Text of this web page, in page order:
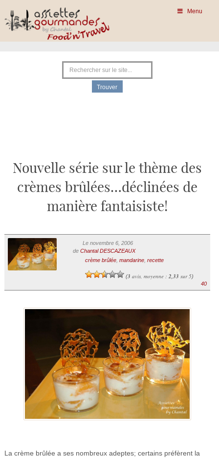
Menu
Nouvelle série sur le thème des
crèmes brûlées…déclinées de
manière fantaisiste!
Le novembre 6, 2006
de Chantal DESCAZEAUX
crème brûlée, mandarine, recette
(3 avis, moyenne : 2,33 sur 5)
40
La crème brûlée a ses nombreux adeptes; certains préfèrent la